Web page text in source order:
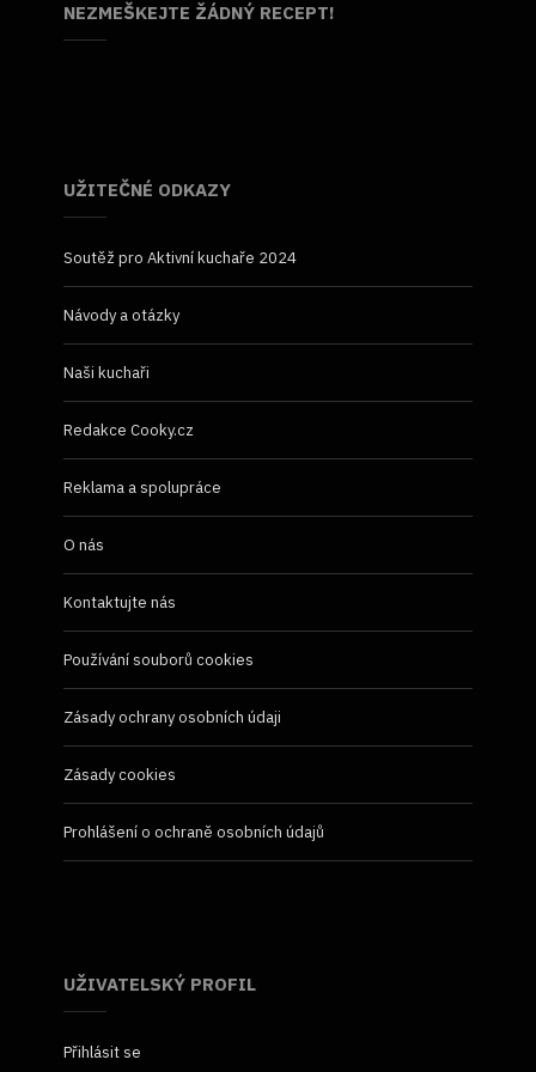
NEZMEŠKEJTE ŽÁDNÝ RECEPT!
UŽITEČNÉ ODKAZY
Soutěž pro Aktivní kuchaře 2024
Návody a otázky
Naši kuchaři
Redakce Cooky.cz
Reklama a spolupráce
O nás
Kontaktujte nás
Používání souborů cookies
Zásady ochrany osobních údaji
Zásady cookies
Prohlášení o ochraně osobních údajů
UŽIVATELSKÝ PROFIL
Přihlásit se